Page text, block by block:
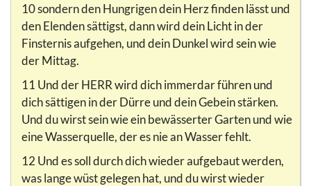
10 sondern den Hungrigen dein Herz finden lässt und
den Elenden sättigst, dann wird dein Licht in der
Finsternis aufgehen, und dein Dunkel wird sein wie
der Mittag.
11 Und der HERR wird dich immerdar führen und
dich sättigen in der Dürre und dein Gebein stärken.
Und du wirst sein wie ein bewässerter Garten und wie
eine Wasserquelle, der es nie an Wasser fehlt.
12 Und es soll durch dich wieder aufgebaut werden,
was lange wüst gelegen hat, und du wirst wieder